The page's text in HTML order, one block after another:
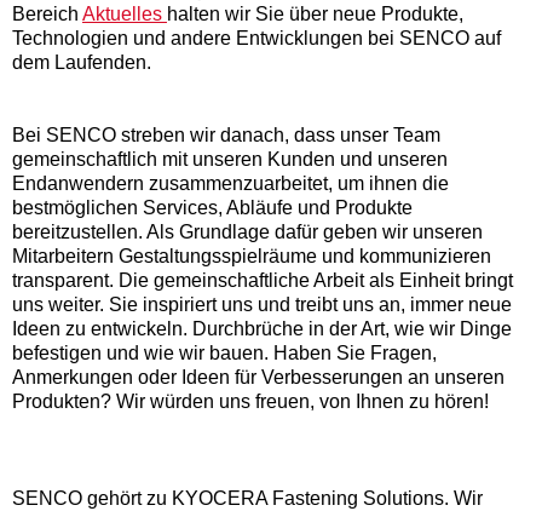
Bereich Aktuelles halten wir Sie über neue Produkte,
Technologien und andere Entwicklungen bei SENCO auf
dem Laufenden.
Bei SENCO streben wir danach, dass unser Team
gemeinschaftlich mit unseren Kunden und unseren
Endanwendern zusammenzuarbeitet, um ihnen die
bestmöglichen Services, Abläufe und Produkte
bereitzustellen. Als Grundlage dafür geben wir unseren
Mitarbeitern Gestaltungsspielräume und kommunizieren
transparent. Die gemeinschaftliche Arbeit als Einheit bringt
uns weiter. Sie inspiriert uns und treibt uns an, immer neue
Ideen zu entwickeln. Durchbrüche in der Art, wie wir Dinge
befestigen und wie wir bauen. Haben Sie Fragen,
Anmerkungen oder Ideen für Verbesserungen an unseren
Produkten? Wir würden uns freuen, von Ihnen zu hören!
SENCO gehört zu KYOCERA Fastening Solutions. Wir